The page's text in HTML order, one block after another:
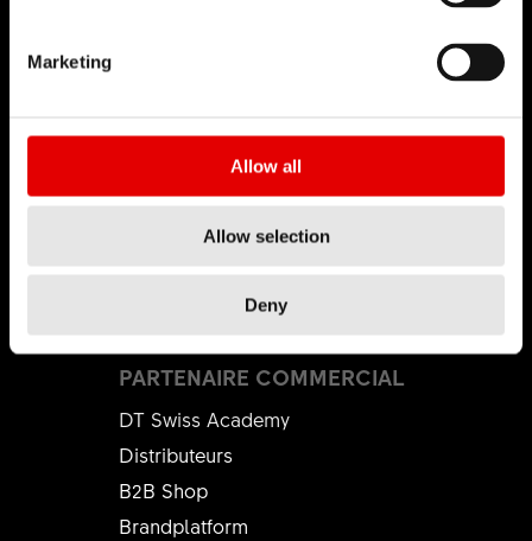
Marketing
Allow all
Allow selection
Deny
Jobs et carrière
Rechercher un emploi
Environnement de travail
Début de carrière
PARTENAIRE COMMERCIAL
DT Swiss Academy
Distributeurs
B2B Shop
Brandplatform